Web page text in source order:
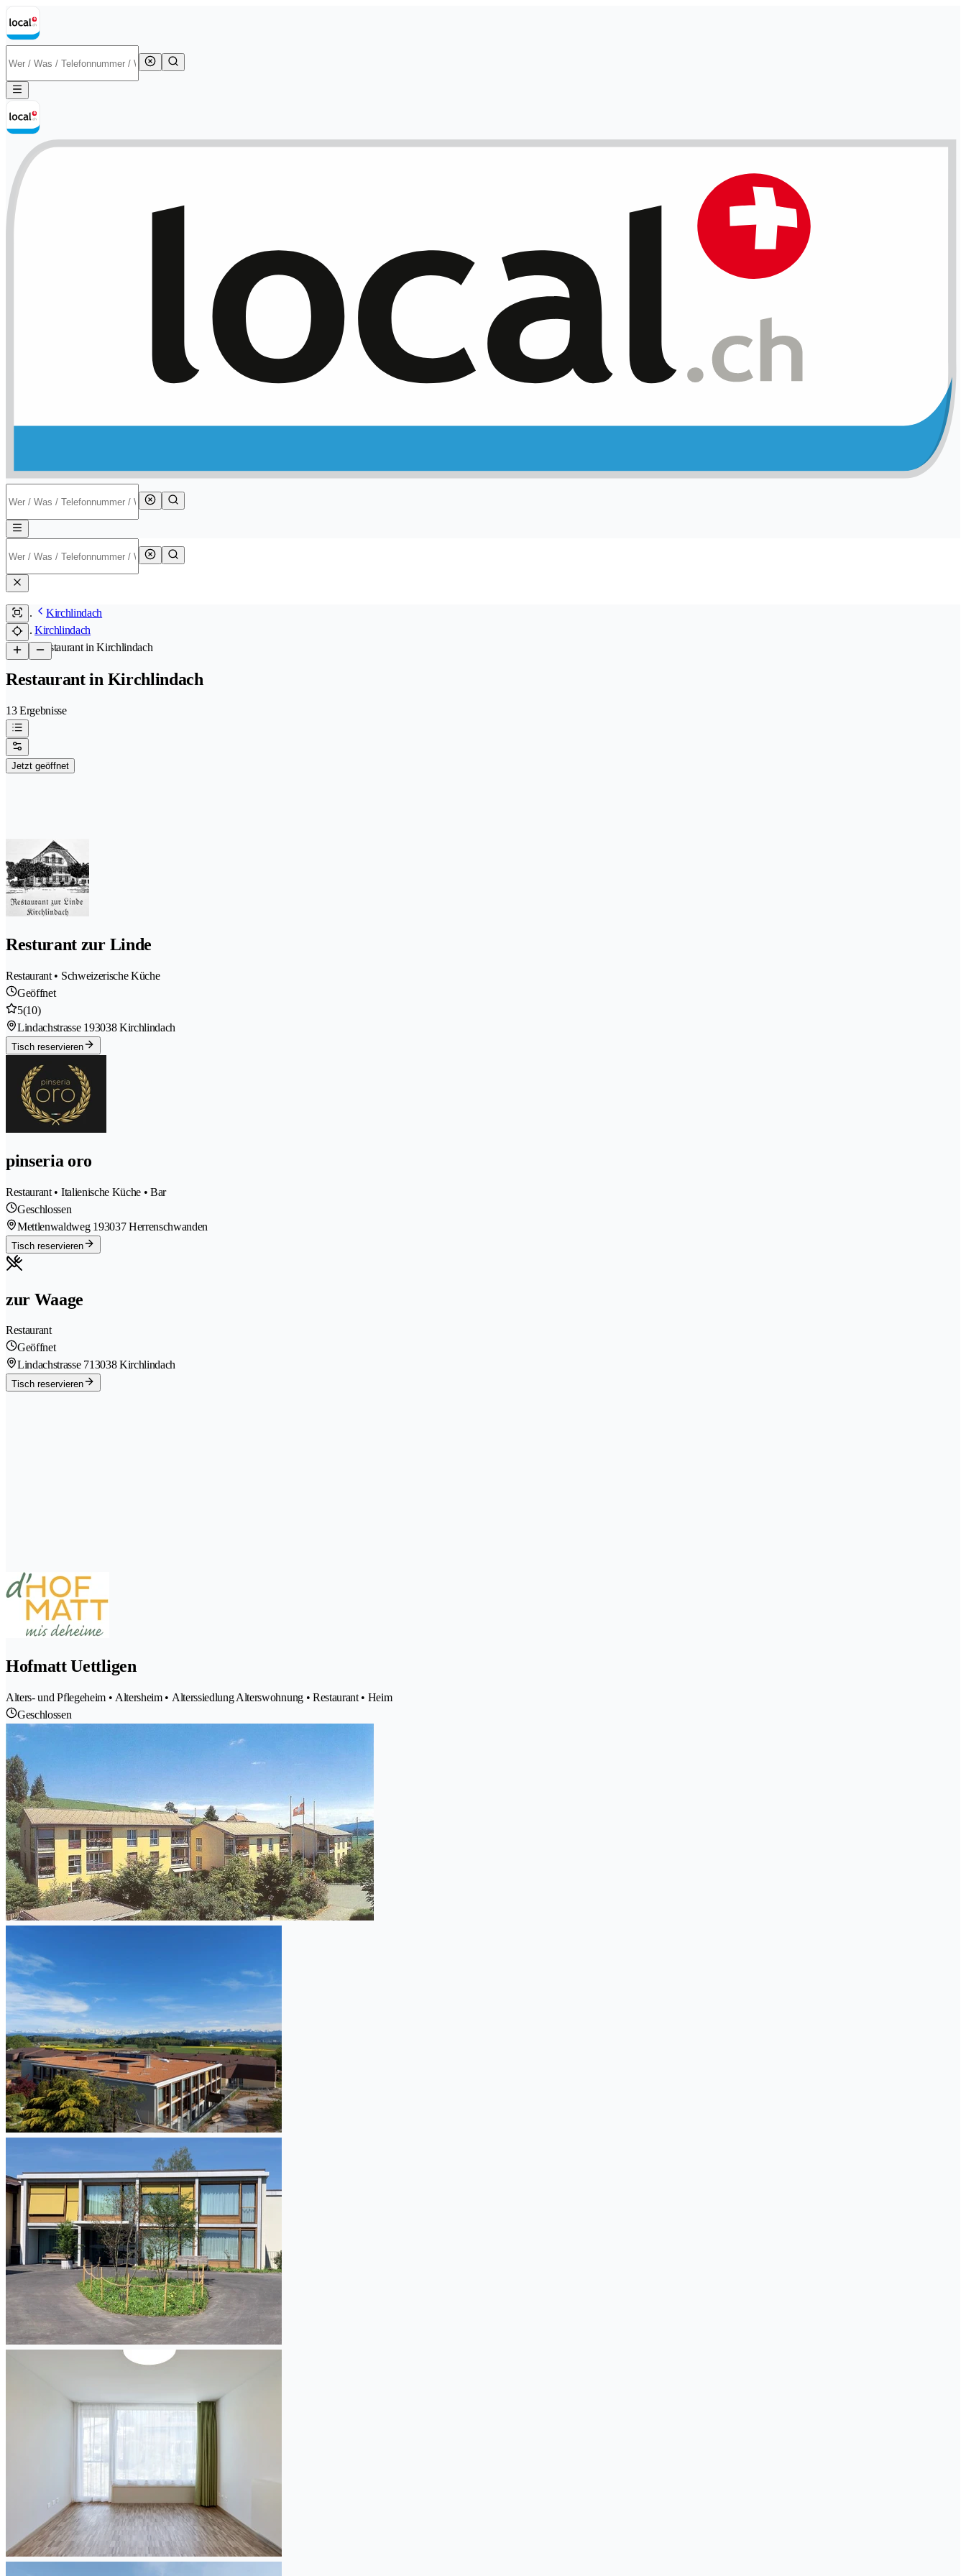
Kirchlindach
Kirchlindach
/Restaurant in Kirchlindach
Restaurant in Kirchlindach
13 Ergebnisse
Jetzt geöffnet
Resturant zur Linde
Restaurant • Schweizerische Küche
Geöffnet
5(10)
Lindachstrasse 193038 Kirchlindach
Tisch reservieren
pinseria oro
Restaurant • Italienische Küche • Bar
Geschlossen
Mettlenwaldweg 193037 Herrenschwanden
Tisch reservieren
zur Waage
Restaurant
Geöffnet
Lindachstrasse 713038 Kirchlindach
Tisch reservieren
Hofmatt Uettligen
Alters- und Pflegeheim • Altersheim • Alterssiedlung Alterswohnung • Restaurant • Heim
Geschlossen